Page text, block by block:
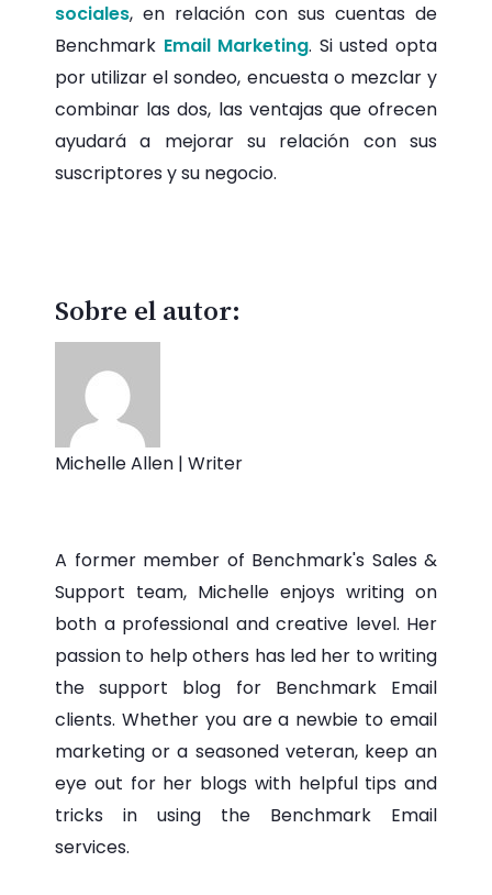
sociales, en relación con sus cuentas de
Benchmark Email Marketing. Si usted opta
por utilizar el sondeo, encuesta o mezclar y
combinar las dos, las ventajas que ofrecen
ayudará a mejorar su relación con sus
suscriptores y su negocio.
Sobre el autor:
Michelle Allen | Writer
A former member of Benchmark's Sales &
Support team, Michelle enjoys writing on
both a professional and creative level. Her
passion to help others has led her to writing
the support blog for Benchmark Email
clients. Whether you are a newbie to email
marketing or a seasoned veteran, keep an
eye out for her blogs with helpful tips and
tricks in using the Benchmark Email
services.